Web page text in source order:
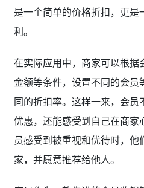
是一个简单的价格折扣，更是
利。
在实际应用中，商家可以根据
金额等条件，设置不同的会员
同的折扣率。这样一来，会
优惠，还能感受到自己在商家
员感受到被重视和优待时，
家，并愿意推荐给他人。